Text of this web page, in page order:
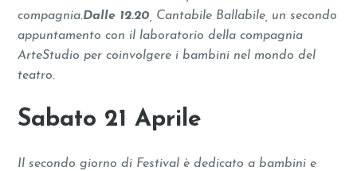
compagnia.Dalle 12.20 , Cantabile Ballabile, un secondo
appuntamento con il laboratorio della compagnia
ArteStudio per coinvolgere i bambini nel mondo del
teatro.
Sabato 21 Aprile
Il secondo giorno di Festival è dedicato a bambini e